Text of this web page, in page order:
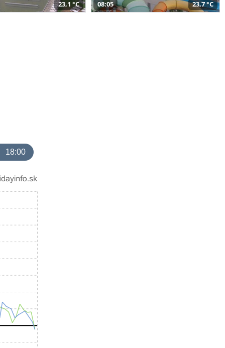
23,1 °C 08:05 23,7 °C
18:00